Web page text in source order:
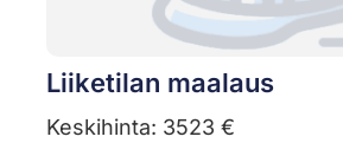
Liiketilan maalaus
Keskihinta: 3523 €